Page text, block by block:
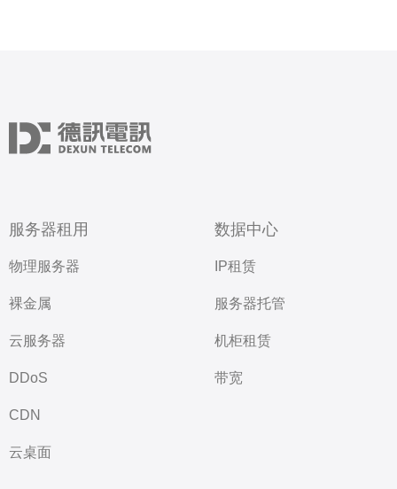
服务器租用
物理服务器
裸金属
云服务器
DDoS
CDN
云桌面
数据中心
IP租赁
服务器托管
机柜租赁
带宽